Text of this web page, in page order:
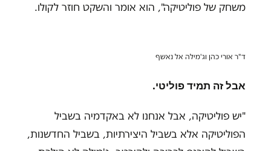
משחק של פוליטיקה", הוא אומר והשקט חוזר לקולו.
ד"ר אורי כהן וג'מילה אל נאשף
אבל זה תמיד פוליטי.
"יש פוליטיקה, אבל אנחנו לא באקדמיה בשביל
הפוליטיקה אלא בשביל היצירתיות, בשביל החדשנות,